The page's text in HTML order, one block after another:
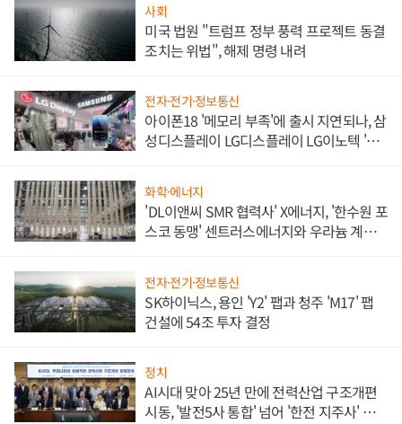
사회
미국 법원 "트럼프 정부 풍력 프로젝트 동결
조치는 위법", 해제 명령 내려
전자·전기·정보통신
아이폰18 '메모리 부족'에 출시 지연되나, 삼
성디스플레이 LG디스플레이 LG이노텍 '탈
화학·에너지
'DL이앤씨 SMR 협력사' X에너지, '한수원 포
스코 동맹' 센트러스에너지와 우라늄 계약
전자·전기·정보통신
SK하이닉스, 용인 'Y2' 팹과 청주 'M17' 팹
건설에 54조 투자 결정
정치
AI시대 맞아 25년 만에 전력산업 구조개편
시동, '발전5사 통합' 넘어 '한전 지주사' 재편